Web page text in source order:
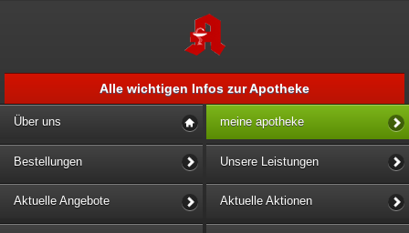
Alle wichtigen Infos zur Apotheke
Über uns meine apotheke
Bestellungen Unsere Leistungen
Aktuelle Angebote Aktuelle Aktionen